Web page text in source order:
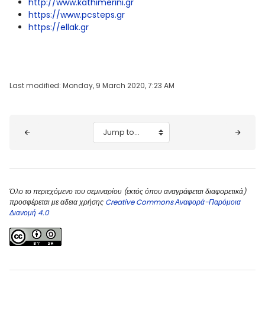
https://www.pcsteps.gr
https://ellak.gr
Last modified: Monday, 9 March 2020, 7:23 AM
Jump to...
Όλο το περιεχόμενο του σεμιναρίου (εκτός όπου αναγράφεται διαφορετικά)
προσφέρεται με αδεια χρήσης Creative Commons Αναφορά-Παρόμοια
Διανομή 4.0